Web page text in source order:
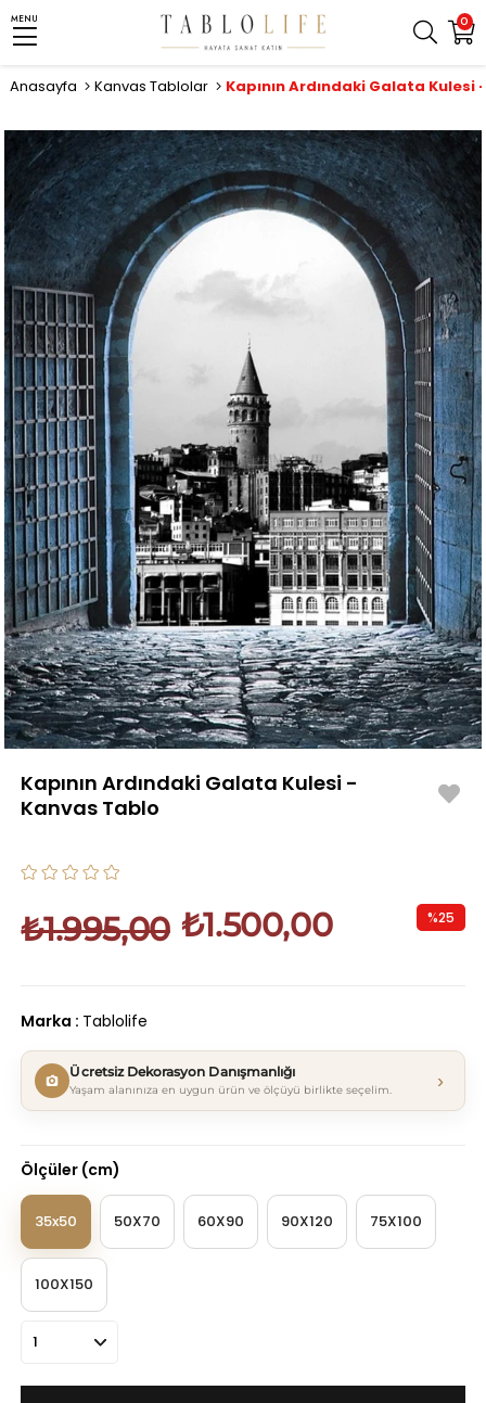
0
MENU
Anasayfa Kanvas Tablolar Kapının Ardındaki Galata Kulesi
Kapının Ardındaki Galata Kulesi -
Kanvas Tablo
₺1.995,00 ₺1.500,00 %25
Marka : Tablolife
Ücretsiz Dekorasyon Danışmanlığı
Yaşam alanınıza en uygun ürün ve ölçüyü birlikte seçelim. ›
Ölçüler (cm)
35x50 50X70 60X90 90X120 75X100
100X150